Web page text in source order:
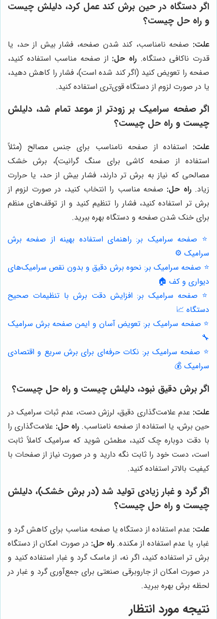
اگر دستگاه در حین برش کند عمل کرد، دلیلش چیست
و راه حل چیست؟
علت: صفحه نامناسب، کند شدن صفحه، فشار بیش از حد، یا
قدرت ناکافی دستگاه. راه حل: از صفحه مناسب استفاده کنید،
صفحه را تعویض کنید (اگر کند شده است)، فشار را کاهش دهید،
یا در صورت لزوم از دستگاه قوی‌تری استفاده کنید.
اگر صفحه سرامیک بر زودتر از موعد تمام شد، دلیلش
چیست و راه حل چیست؟
علت: استفاده از صفحه نامناسب برای جنس مصالح (مثلاً
استفاده از صفحه کاشی برای سنگ گرانیت)، برش خشک
مصالحی که نیاز به برش تر دارند، فشار بیش از حد، یا حرارت
زیاد.راه حل: صفحه مناسب را انتخاب کنید، در صورت لزوم از
برش تر استفاده کنید، فشار را تنظیم کنید و از توقف‌های منظم
برای خنک شدن صفحه و دستگاه بهره ببرید.
⭐️ صفحه سرامیک بر: راهنمای استفاده بهینه از صفحه برش
سرامیک ⚙️
⭐️ صفحه سرامیک بر: نحوه برش دقیق و بدون نقص سرامیک‌های
دیواری و کف 🏠
⭐️ صفحه سرامیک بر: افزایش دقت برش با تنظیمات صحیح
دستگاه 📈
⭐️ صفحه سرامیک بر: تعویض آسان و ایمن صفحه برش سرامیک
🔧
⭐️ صفحه سرامیک بر: نکات حرفه‌ای برای برش سریع و اقتصادی
سرامیک 💰
اگر برش دقیق نبود، دلیلش چیست و راه حل چیست؟
علت: عدم علامت‌گذاری دقیق، لرزش دست، عدم ثبات سرامیک در
حین برش، یا استفاده از صفحه نامناسب. راه حل: علامت‌گذاری را
با دقت دوباره چک کنید، مطمئن شوید که سرامیک کاملاً ثابت
است، دست خود را ثابت نگه دارید و در صورت نیاز از صفحات با
کیفیت بالاتر استفاده کنید.
اگر گرد و غبار زیادی تولید شد (در برش خشک)، دلیلش
چیست و راه حل چیست؟
علت: عدم استفاده از دستگاه یا صفحه مناسب برای کاهش گرد و
غبار، یا عدم استفاده از مکنده. راه حل: در صورت امکان از دستگاه
برش تر استفاده کنید، اگر نه، از ماسک گرد و غبار استفاده کنید و
در صورت امکان از جاروبرقی صنعتی برای جمع‌آوری گرد و غبار در
لحظه برش بهره ببرید.
نتیجه مورد انتظار